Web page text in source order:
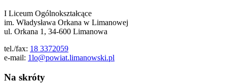
I Liceum Ogólnokształcące
im. Władysława Orkana w Limanowej
ul. Orkana 1, 34-600 Limanowa
tel./fax: 18 3372059
e-mail: 1lo@powiat.limanowski.pl
Na skróty